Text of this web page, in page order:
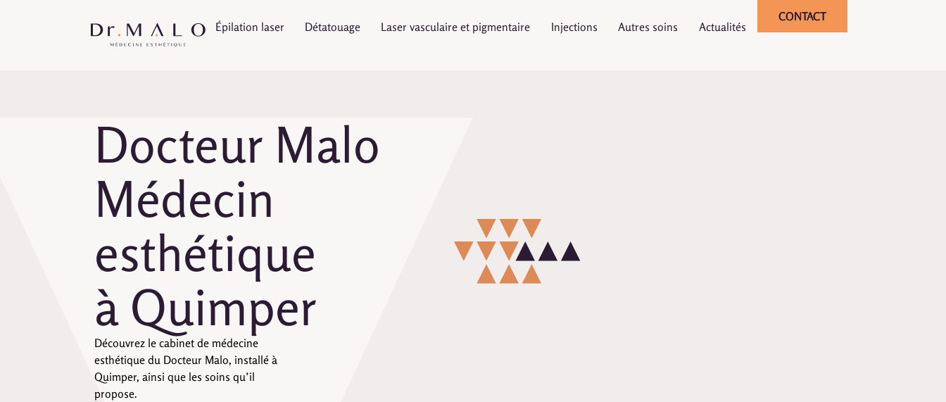
Épilation laser Détatouage Laser vasculaire et pigmentaire Injections Autres soins Actualités
CONTACT
Docteur Malo
Médecin
esthétique
à Quimper
Découvrez le cabinet de médecine
esthétique du Docteur Malo, installé à
Quimper, ainsi que les soins qu’il
propose.